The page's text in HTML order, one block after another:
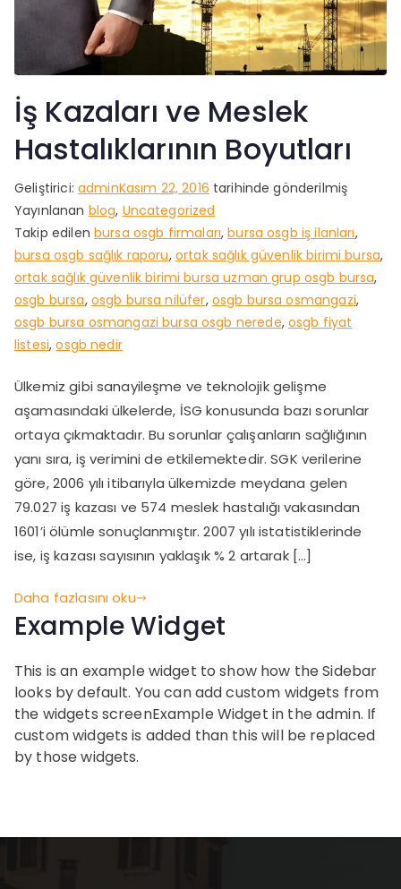
İş Kazaları ve Meslek
Hastalıklarının Boyutları
Geliştirici: adminKasım 22, 2016 tarihinde gönderilmiş
Yayınlanan blog, Uncategorized
Takip edilen bursa osgb firmaları,bursa osgb iş ilanları,
bursa osgb sağlık raporu, ortak sağlık güvenlik birimi bursa,
ortak sağlık güvenlik birimi bursa uzman grup osgb bursa,
osgb bursa, osgb bursa nilüfer, osgb bursa osmangazi,
osgb bursa osmangazi bursa osgb nerede,osgb fiyat
listesi,osgb nedir
Ülkemiz gibi sanayileşme ve teknolojik gelişme
aşamasındaki ülkelerde, İSG konusunda bazı sorunlar
ortaya çıkmaktadır. Bu sorunlar çalışanların sağlığının
yanı sıra, iş verimini de etkilemektedir. SGK verilerine
göre, 2006 yılı itibarıyla ülkemizde meydana gelen
79.027 iş kazası ve 574 meslek hastalığı vakasından
1601’i ölümle sonuçlanmıştır. 2007 yılı istatistiklerinde
ise, iş kazası sayısının yaklaşık % 2 artarak […]
Daha fazlasını oku
Example Widget
This is an example widget to show how the Sidebar
looks by default. You can add custom widgets from
the widgets screenExample Widget in the admin. If
custom widgets is added than this will be replaced
by those widgets.